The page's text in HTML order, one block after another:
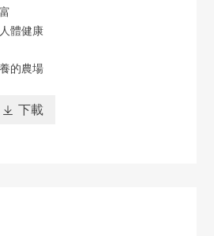
體健康
的農場
 下載